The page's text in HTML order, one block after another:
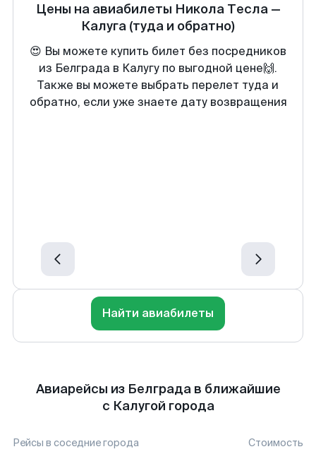
Цены на авиабилеты Никола Тесла—
Калуга (туда и обратно)
😍 Вы можете купить билет без посредников
из Белграда в Калугу по выгодной цене🙌.
Также вы можете выбрать перелет туда и
обратно, если уже знаете дату возвращения
Найти авиабилеты
Авиарейсы из Белграда в ближайшие
с Калугой города
Рейсы в соседние города Стоимость